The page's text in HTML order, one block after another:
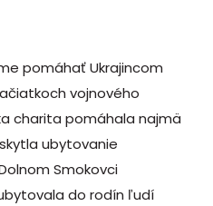
pomáhať Ukrajincom
vojnového
charita pomáhala najmä
ubytovanie
Smokovci
do rodín ľudí